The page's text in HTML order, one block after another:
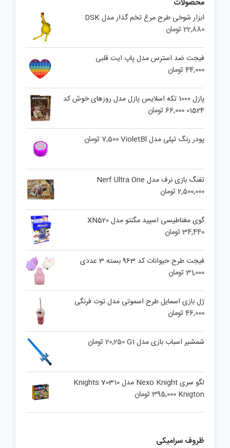
محصولات
ابزار شوخی طرح مرغ تخم گذار مدل DSK
22,880تومان
فیجت ضد استرس مدل پاپ ایت قلبی
44,000تومان
پازل 1000 تکه اسلايس پازل مدل روزهای خوش کد
01524
66,000تومان
پودر رنگ تپلی مدل VioletBl 7,500تومان
تفنگ بازی نرف مدل Nerf Ultra One
2,500,000تومان
گوی مغناطیسی اسپید مگنتو مدل XN520
34,440تومان
فیجت طرح حیوانات کد 963 بسته 3 عددی
31,000تومان
ژل بازی اسمایل طرح اسموتی مدل توت فرنگی
46,000تومان
شمشیر اسباب بازی مدل G1 20,250تومان
لگو سری Nexo Knight مدل 70310 Knights
Knigton
395,000تومان
ظروف سرامیکی